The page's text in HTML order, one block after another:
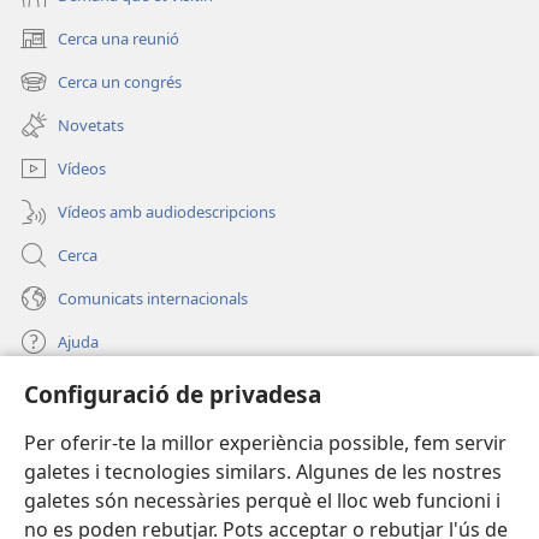
Configuració de privadesa
Per oferir-te la millor experiència possible, fem servir
galetes i tecnologies similars. Algunes de les nostres
galetes són necessàries perquè el lloc web funcioni i
no es poden rebutjar. Pots acceptar o rebutjar l'ús de
Cerca una reunió
(obre
una
finestra
nova)
Cerca un congrés
(obre
una
finestra
nova)
Novetats
Vídeos
Vídeos amb audiodescripcions
Cerca
Comunicats internacionals
Ajuda
Donacions
una
nova)
BIBLIOTECA EN LÍNIA Watchtower™
(obre
una
finestraJW Hub
(obre